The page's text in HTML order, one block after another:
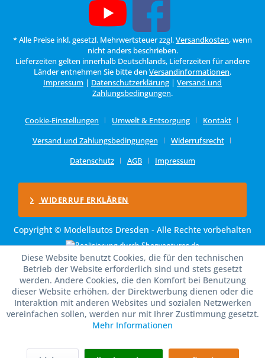
* Alle Preise inkl. gesetzl. Mehrwertsteuer zzgl.Versandkosten, wenn
nicht anders beschrieben.
Lieferzeiten gelten innerhalb Deutschlands, Lieferzeiten für andere
Länder entnehmen Sie bitte den Versandinformationen.
Impressum | Datenschutzerklärung | Versand und
Zahlungsbedingungen.
Cookie-Einstellungen Umwelt & Entsorgung
Kontakt
Versand und Zahlungsbedingungen
Widerrufsrecht
Datenschutz
AGB Impressum
WIDERRUF ERKLÄREN
Copyright © Modellautos Dresden - Alle Rechte vorbehalten
Diese Website benutzt Cookies, die für den technischen
Betrieb der Website erforderlich sind und stets gesetzt
werden. Andere Cookies, die den Komfort bei Benutzung
dieser Website erhöhen, der Direktwerbung dienen oder die
Interaktion mit anderen Websites und sozialen Netzwerken
vereinfachen sollen, werden nur mit Ihrer Zustimmung gesetzt.
Mehr Informationen